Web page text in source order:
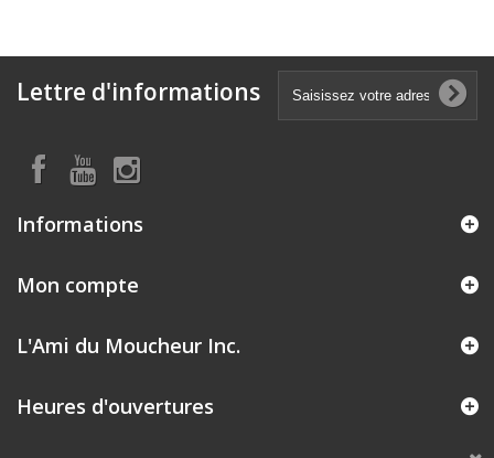
Lettre d'informations
Informations
Mon compte
L'Ami du Moucheur Inc.
Heures d'ouvertures